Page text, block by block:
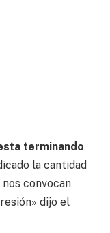
terminando
la cantidad
convocan
dijo el